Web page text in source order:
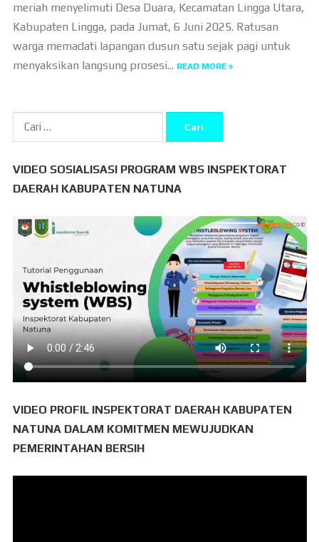
meriah menyelimuti Desa Duara, Kecamatan Lingga Utara,
Kabupaten Lingga, pada Jumat, 6 Juni 2025. Ratusan
warga memadati lapangan dusun satu sejak pagi untuk
menyaksikan langsung prosesi... READ MORE »
Cari
untuk:
VIDEO SOSIALISASI PROGRAM WBS INSPEKTORAT
DAERAH KABUPATEN NATUNA
VIDEO PROFIL INSPEKTORAT DAERAH KABUPATEN
NATUNA DALAM KOMITMEN MEWUJUDKAN
PEMERINTAHAN BERSIH